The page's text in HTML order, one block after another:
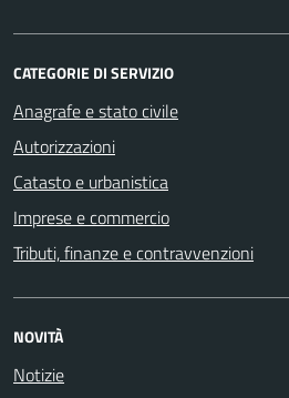
CATEGORIE DI SERVIZIO
Anagrafe e stato civile
Autorizzazioni
Catasto e urbanistica
Imprese e commercio
Tributi, finanze e contravvenzioni
NOVITÀ
Notizie